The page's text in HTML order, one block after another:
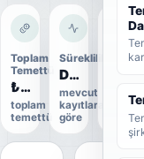
Toplam
Temettü
₺4,7 Mr
toplam
temettü
Süreklilik
Düzenli
mevcut
kayıtlara
göre
Kesin